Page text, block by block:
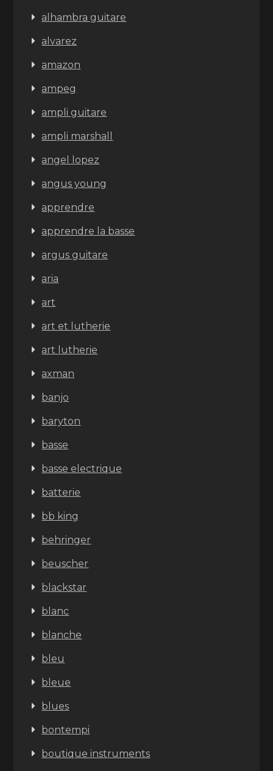
alhambra guitare
alvarez
amazon
ampeg
ampli guitare
ampli marshall
angel lopez
angus young
apprendre
apprendre la basse
argus guitare
aria
art
art et lutherie
art lutherie
axman
banjo
baryton
basse
basse electrique
batterie
bb king
behringer
beuscher
blackstar
blanc
blanche
bleu
bleue
blues
bontempi
boutique instruments